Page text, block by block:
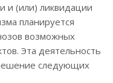
и (или) ликвидации
планируется
возможных
Эта деятельность
следующих